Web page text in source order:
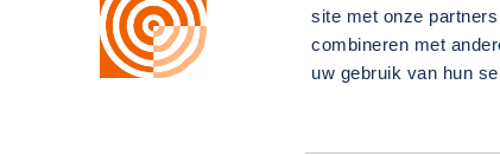
site met onze
combineren met
uw gebruik van hun
0182-575800
info@gemiva-svg.nl
Bleulandweg 1b